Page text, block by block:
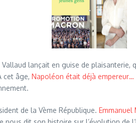
lançait en guise de
cet âge, Napoléon était déjà empereur…
de la Vème République. Emmanuel